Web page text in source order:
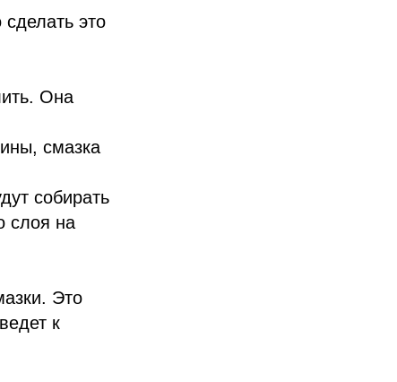
это
Она
смазка
собирать
слоя на
Это
к